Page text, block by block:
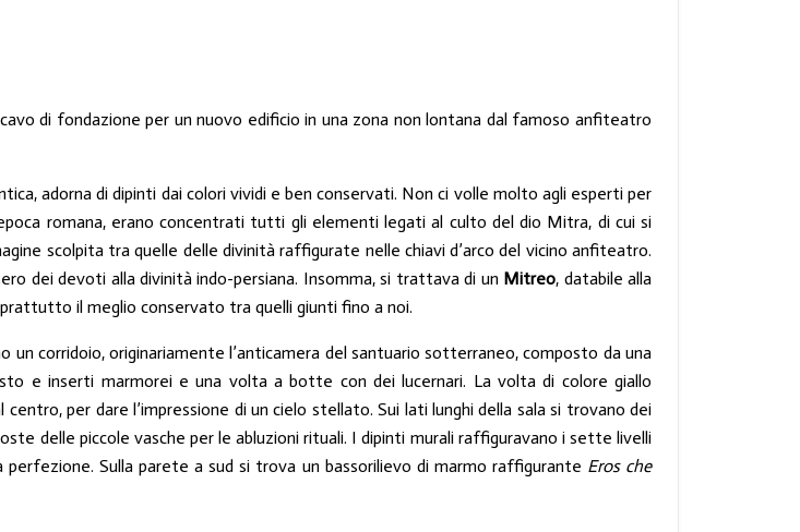
di fondazione per un nuovo edificio in una zona non lontana dal famoso anfiteatro
adorna di dipinti dai colori vividi e ben conservati. Non ci volle molto agli esperti per
romana, erano concentrati tutti gli elementi legati al culto del dio Mitra, di cui si
scolpita tra quelle delle divinità raffigurate nelle chiavi d’arco del vicino anfiteatro.
dei devoti alla divinità indo-persiana. Insomma, si trattava di un Mitreo, databile alla
il meglio conservato tra quelli giunti fino a noi.
un corridoio, originariamente l’anticamera del santuario sotterraneo, composto da una
e inserti marmorei e una volta a botte con dei lucernari. La volta di colore giallo
per dare l’impressione di un cielo stellato. Sui lati lunghi della sala si trovano dei
delle piccole vasche per le abluzioni rituali. I dipinti murali raffiguravano i sette livelli
Sulla parete a sud si trova un bassorilievo di marmo raffigurante Eros che